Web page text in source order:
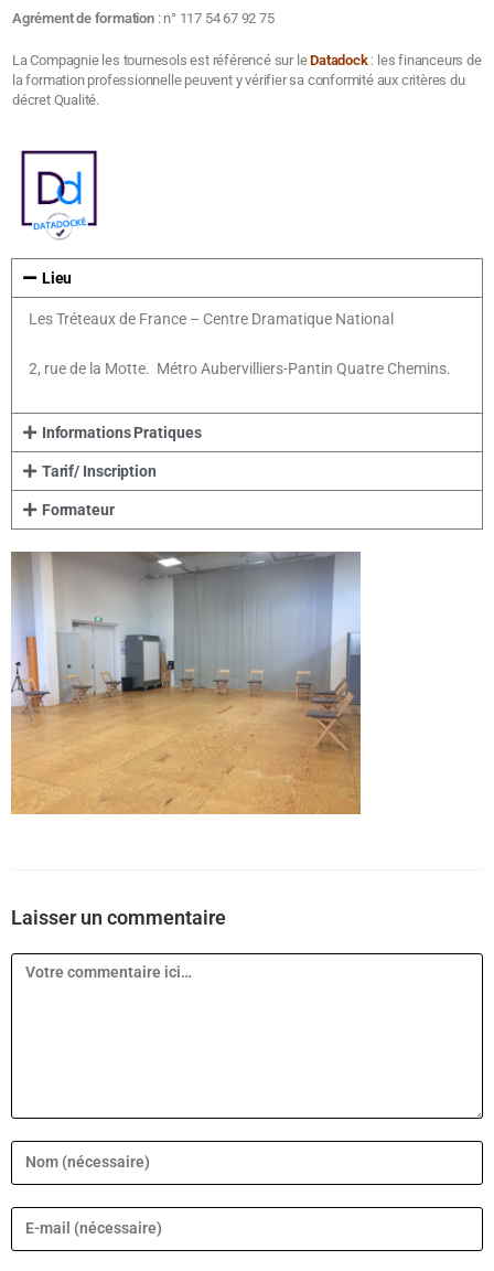
Agrément de formation: n° 117 54 67 92 75
La Compagnie les tournesols est référencé sur leDatadock : les financeurs de
la formation professionnelle peuvent y vérifier sa conformité aux critères du
décret Qualité.
Lieu
Les Tréteaux de France – Centre Dramatique National
2, rue de la Motte. Métro Aubervilliers-Pantin Quatre Chemins.
Informations Pratiques
Tarif/ Inscription
Formateur
Laisser un commentaire